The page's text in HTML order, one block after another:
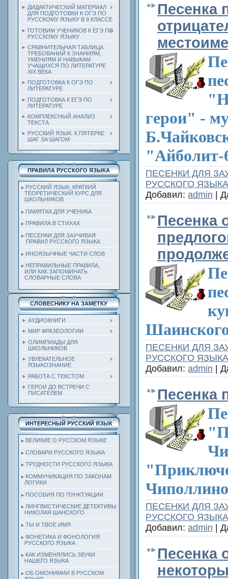
ДИДАКТИЧЕСКИЙ МАТЕРИАЛ
ДЛЯ ПОДГОТОВКИ К ОГЭ ПО
РУССКОМУ ЯЗЫКУ В 9 КЛАССЕ
ГОТОВИМ УЧЕНИКОВ К ЕГЭ ПО
РУССКОМУ ЯЗЫКУ
СРАВНИТЕЛЬНАЯ ТАБЛИЦА
ТРЕБОВАНИЙ К ЗНАНИЯМ,
УМЕНИЯМ И НАВЫКАМ
УЧАЩИХСЯ ПО ЛИТЕРАТУРЕ
ХIХ ВЕКА
ПОДГОТОВКА К ОГЭ ПО
ЛИТЕРАТУРЕ
ПОДГОТОВКА К ЕГЭ ПО
ЛИТЕРАТУРЕ
КОМПЛЕКСНЫЙ АНАЛИЗ
ТЕКСТА
РУССКИЙ ЯЗЫК. К ПЯТЕРКЕ
ШАГ ЗА ШАГОМ
ПРАВИЛА РУССКОГО ЯЗЫКА
РУССКИЙ ЯЗЫК: КРАТКИЙ
ТЕОРЕТИЧЕСКИЙ КУРС ДЛЯ
ШКОЛЬНИКОВ
ПАМЯТКА ДЛЯ УЧЕНИКА
ПРАВИЛА В СТИХАХ
ПЕСЕНКИ ДЛЯ ЗАУЧИВАЯ
ПРАВИЛ РУССКОГО ЯЗЫКА
ИНОЯЗЫЧНЫЕ ЧАСТИ СЛОВ
НЕПРАВИЛЬНЫЕ ПРАВИЛА,
ИЛИ КАК ЗАПОМИНАТЬ
СЛОВАРНЫЕ СЛОВА
СЛОВЕСНИКУ НА ЗАМЕТКУ
АУДИОКНИГИ
МИР ФРАЗЕОЛОГИИ
ОЛИМПИАДЫ ДЛЯ
ШКОЛЬНИКОВ
УВЛЕКАТЕЛЬНОЕ
ЯЗЫКОЗНАНИЕ
РАБОТА С ТЕКСТОМ
ГЕРОИ ДО ВСТРЕЧИ С
ПИСАТЕЛЕМ
ИНТЕРЕСНЫЙ РУССКИЙ ЯЗЫК
ВЕЛИКИЕ О РУССКОМ ЯЗЫКЕ
СЛОВАРИ РУССКОГО ЯЗЫКА
ТРУДНОСТИ РУССКОГО ЯЗЫКА
КОММУНИКАЦИЯ ПО ЗАКОНАМ
ЛОГИКИ
ПОСОБИЯ ПО ПУНКТУАЦИИ
ЛИНГВИСТИЧЕСКИЕ ДЕТЕКТИВЫ
НИКОЛАЯ ШАНСКОГО
ТЫ И ТВОЕ ИМЯ
ФОНЕТИКА И ФОНОЛОГИЯ
РУССКОГО ЯЗЫКА
КАК ИЗМЕНЯЛИСЬ ЗВУКИ
НАШЕГО ЯЗЫКА
ОБ ОМОНИМИИ В РУССКОМ
Песенка
герои" -
"Айболит-
ПЕСЕНКИ ДЛЯ
РУССКОГО ЯЗЫКА
Добавил: admin |
Песенка
ПЕСЕНКИ ДЛЯ
РУССКОГО ЯЗЫКА
Добавил: admin |
Песенка
ПЕСЕНКИ ДЛЯ
РУССКОГО ЯЗЫКА
Добавил: admin |
Песенка